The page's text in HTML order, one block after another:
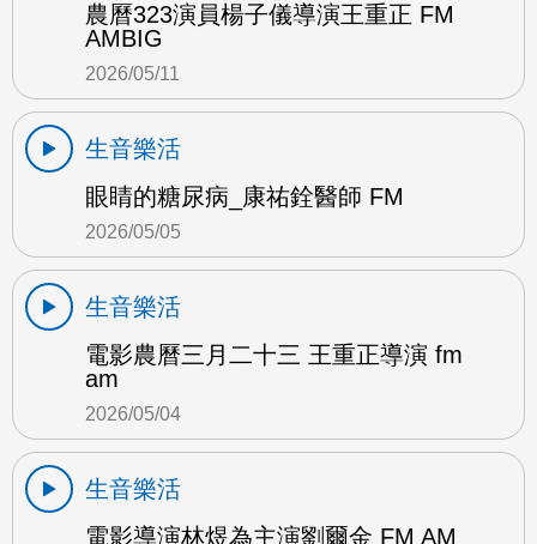
農曆323演員楊子儀導演王重正 FM
AMBIG
2026/05/11
生音樂活
眼睛的糖尿病_康祐銓醫師 FM
2026/05/05
生音樂活
電影農曆三月二十三 王重正導演 fm
am
2026/05/04
生音樂活
電影導演林煜為主演劉爾金 FM AM